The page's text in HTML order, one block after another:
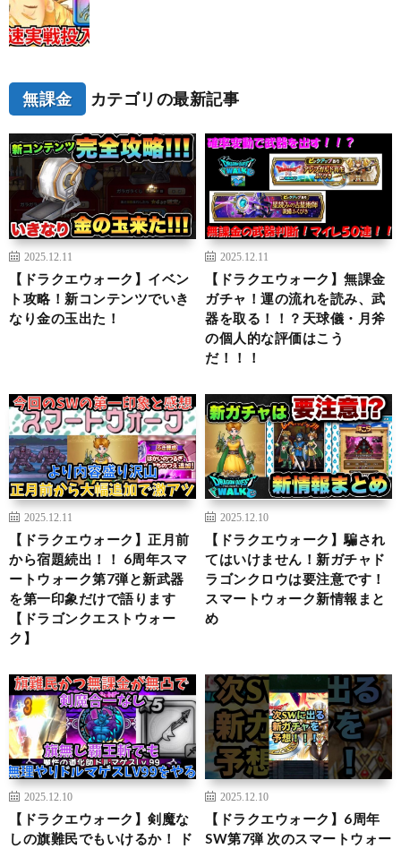
無課金 カテゴリの最新記事
2025.12.11
【ドラクエウォーク】イベン
ト攻略！新コンテンツでいき
なり金の玉出た！
2025.12.11
【ドラクエウォーク】無課金
ガチャ！運の流れを読み、武
器を取る！！？天球儀・月斧
の個人的な評価はこう
だ！！！
2025.12.11
【ドラクエウォーク】正月前
から宿題続出！！ 6周年スマ
ートウォーク第7弾と新武器
を第一印象だけで語ります
【ドラゴンクエストウォー
ク】
2025.12.10
【ドラクエウォーク】騙され
てはいけません！新ガチャド
ラゴンクロウは要注意です！
スマートウォーク新情報まと
め
2025.12.10
【ドラクエウォーク】剣魔な
しの旗難民でもいけるか！ ド
2025.12.10
【ドラクエウォーク】6周年
SW第7弾 次のスマートウォー